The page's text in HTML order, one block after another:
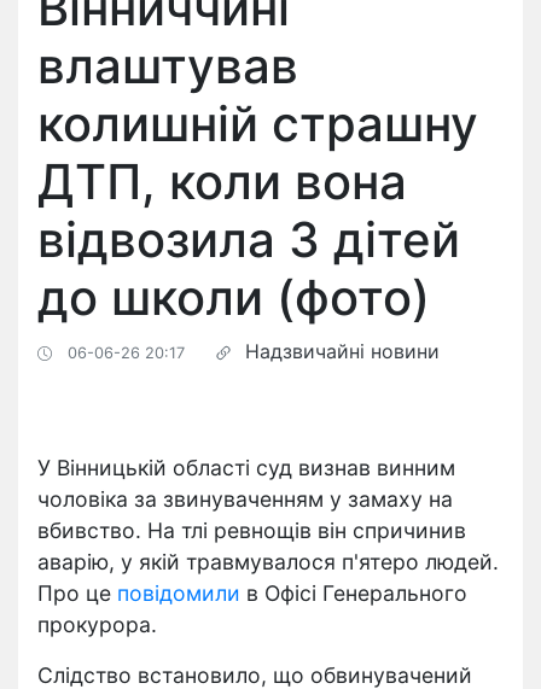
влаштував
колишній страшну
ДТП, коли вона
відвозила 3 дітей
до школи (фото)
06-06-26 20:17 Надзвичайні новини
У Вінницькій області суд визнав винним
чоловіка за звинуваченням у замаху на
вбивство. На тлі ревнощів він спричинив
аварію, у якій травмувалося п'ятеро людей.
Про це повідомили в Офісі Генерального
прокурора.
Слідство встановило, що обвинувачений